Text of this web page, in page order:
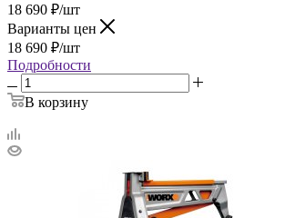
18 690 ₽/шт
Варианты цен
18 690 ₽/шт
Подробности
В корзину